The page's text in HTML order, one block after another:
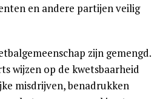
en andere partijen veilig
zijn gemengd.
wijzen op de kwetsbaarheid
misdrijven, benadrukken